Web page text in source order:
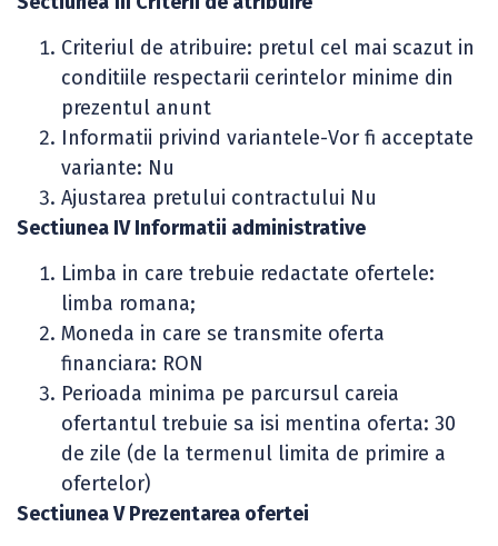
Criteriul de atribuire: pretul cel mai scazut in
conditiile respectarii cerintelor minime din
prezentul anunt
Informatii privind variantele-Vor fi acceptate
variante: Nu
Ajustarea pretului contractului Nu
Sectiunea IV Informatii administrative
Limba in care trebuie redactate ofertele:
limba romana;
Moneda in care se transmite oferta
financiara: RON
Perioada minima pe parcursul careia
ofertantul trebuie sa isi mentina oferta: 30
de zile (de la termenul limita de primire a
ofertelor)
Sectiunea V Prezentarea ofertei